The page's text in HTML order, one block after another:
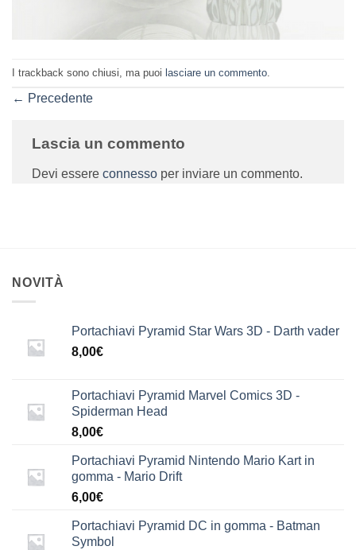
I trackback sono chiusi, ma puoi lasciare un commento
← Precedente
Lascia un commento
Devi essere connesso per inviare un commento.
NOVITÀ
Portachiavi Pyramid Star Wars 3D - Darth vader
8,00€
Portachiavi Pyramid Marvel Comics 3D -
Spiderman Head
8,00€
Portachiavi Pyramid Nintendo Mario Kart in
gomma - Mario Drift
6,00€
Portachiavi Pyramid DC in gomma - Batman
Symbol